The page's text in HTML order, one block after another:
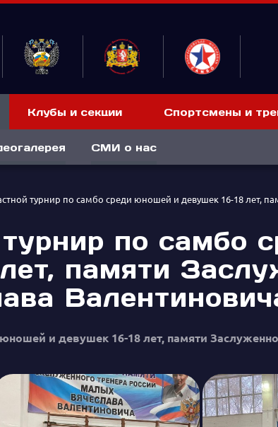
СМИ о нас
Клубы и секции Спортсмены и
турнир по самбо среди юношей и девушек 16-18 лет,
по самбо
памяти
и девушек 16-18 лет, памяти